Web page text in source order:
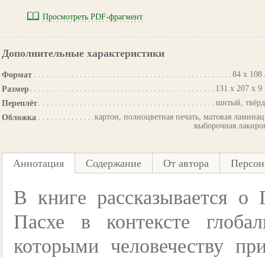
Просмотреть PDF-фрагмент
Дополнительные характеристики
Формат
84 х 108
Размер
131 х 207 х
Переплёт
шитый,
Обложка
картон, полноцветная печать, матовая
выборочная
Аннотация Содержание От автора
В книге рассказывается
Пасхе в контексте
которыми человечеству